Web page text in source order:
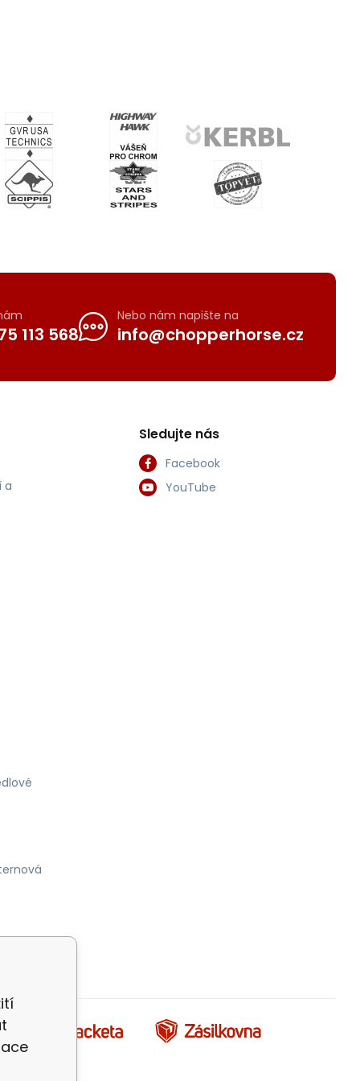
113 568
Nebo nám napište na
info@chopperhorse.cz
a
Sledujte nás
Facebook
YouTube